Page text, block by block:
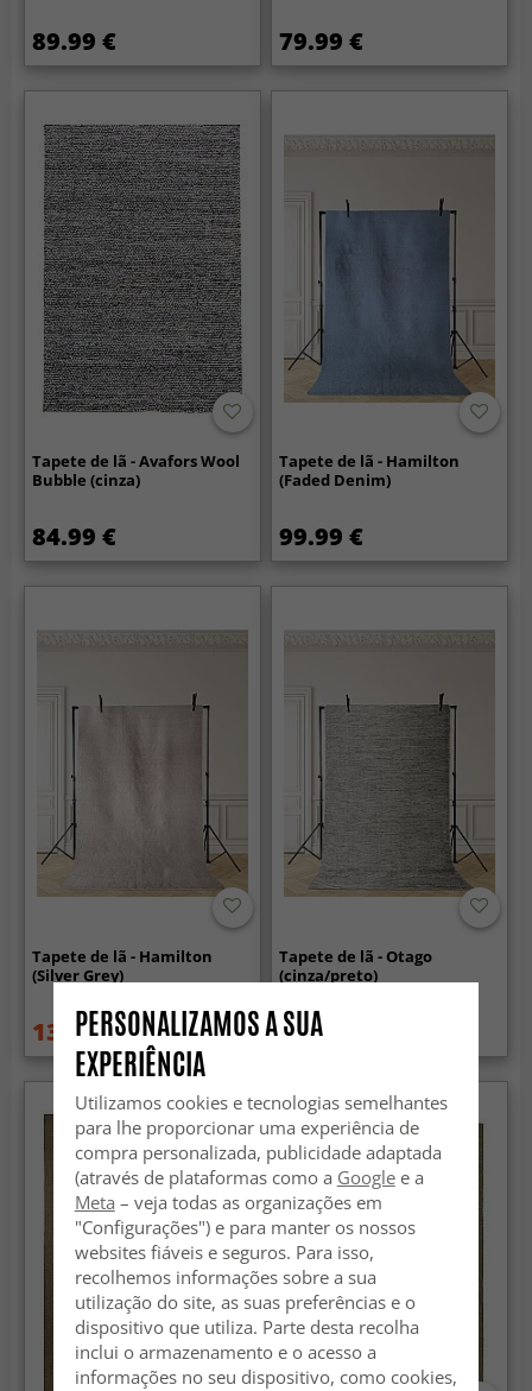
89.99 € 79.99 €
Tapete de lã - Avafors Wool
Bubble (cinza)
84.99 €
Tapete de lã - Hamilton
(Faded Denim)
99.99 €
Tapete de lã - Hamilton
(Silver Grey)
13.99 € 27.99 €
Tapete de lã - Otago
(cinza/preto)
109.99 €
PERSONALIZAMOS A SUA
EXPERIÊNCIA
Utilizamos cookies e tecnologias semelhantes
para lhe proporcionar uma experiência de
compra personalizada, publicidade adaptada
(através de plataformas como a Googlee a
Meta – veja todas as organizações em
"Configurações") e para manter os nossos
websites fiáveis e seguros. Para isso,
recolhemos informações sobre a sua
utilização do site, as suas preferências e o
dispositivo que utiliza. Parte desta recolha
inclui o armazenamento e o acesso a
informações no seu dispositivo, como cookies,